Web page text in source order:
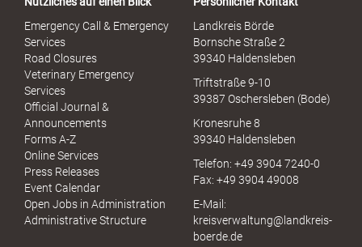
Emergency Call & Emergency
Services
Road Closures
Veterinary Emergency
Services
Official Journal &
Announcements
Forms A-Z
Online Services
Press Releases
Event Calendar
Open Jobs in Administration
Administrative Structure
Landkreis Börde
Bornsche Straße 2
39340 Haldensleben
Triftstraße 9-10
39387 Oschersleben (Bode)
Kronesruhe 8
39340 Haldensleben
Telefon: +49 3904 7240-0
Fax: +49 3904 49008
E-Mail:
kreisverwaltung@landkreis-
boerde.de